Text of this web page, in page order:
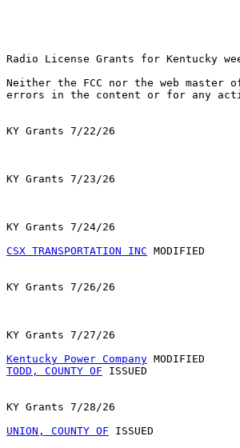
Radio License Grants for Kentucky
Neither the FCC nor the web
errors in the content or for any
KY Grants 7/22/26
KY Grants 7/23/26
KY Grants 7/24/26
CSX TRANSPORTATION INC MODIFIED
KY Grants 7/26/26
KY Grants 7/27/26
Kentucky Power Company
TODD, COUNTY OF ISSUED
KY Grants 7/28/26
UNION, COUNTY OF ISSUED